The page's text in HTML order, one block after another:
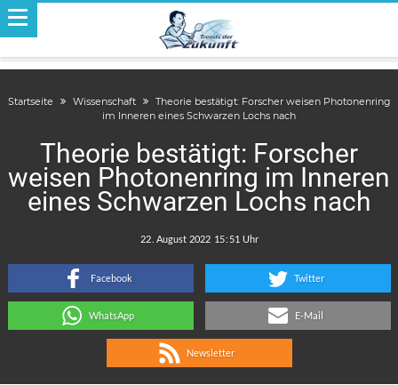
Startseite Wissenschaft
Theorie bestätigt: Forscher weisen Photonenring
im Inneren eines Schwarzen Lochs nach
Theorie bestätigt: Forscher
weisen Photonenring im Inneren
eines Schwarzen Lochs nach
:
Facebook Twitter
WhatsApp E-Mail
Newsletter